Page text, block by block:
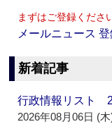
まずはご登録くださ
メールニュース 登
新着記事
行政情報リスト
2026年08月06日 (木